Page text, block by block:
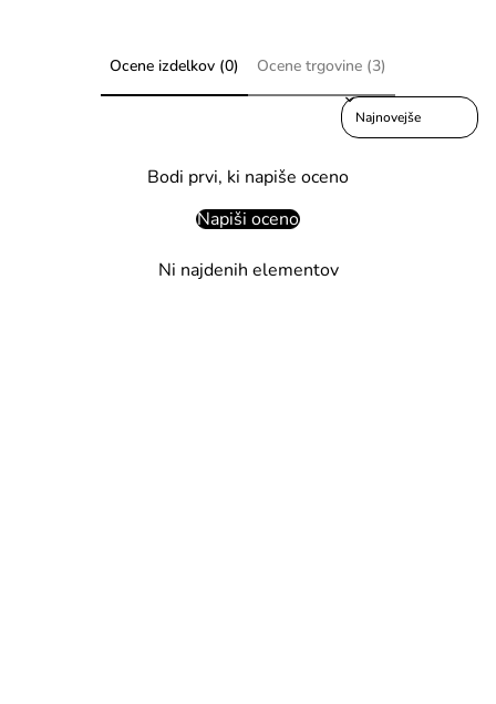
Ocene izdelkov (0) Ocene trgovine (3)
Sort reviews by
Bodi prvi, ki napiše oceno
Napiši oceno
Ni najdenih elementov